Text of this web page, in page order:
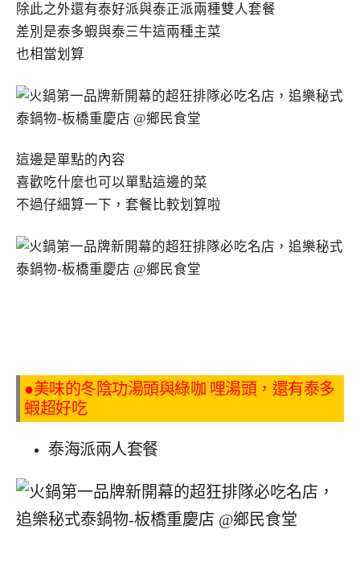
除此之外還有泰好派與泰正派兩種雙人套餐
差別是泰多蝦與泰三牛這兩種主菜
也相當划算
這邊是單點的內容
喜歡吃什麼也可以單點這邊的菜
不過仔細算一下，套餐比較划算啦
●美味的冬陰功湯頭與綠咖 哩湯頭，還有泰多
蝦超好吃
泰海派兩人套餐